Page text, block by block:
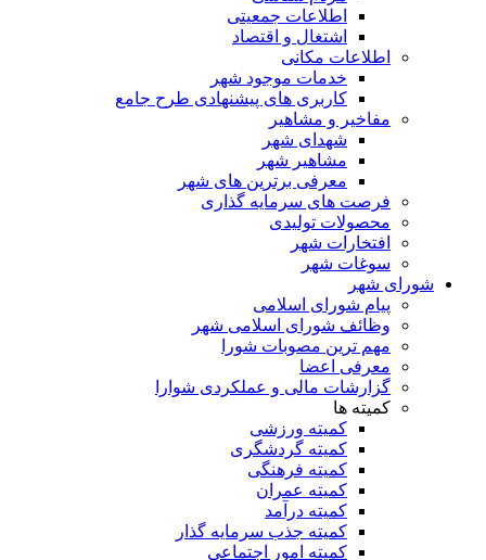
اطلاعات جمعیتی
اشتغال و اقتصاد
اطلاعات مکانی
خدمات موجود شهر
کاربری های پیشنهادی طرح جامع
مفاخیر و مشاهیر
شهدای شهر
مشاهیر شهر
معرفی برترین های شهر
فرصت های سرمایه گذاری
محصولات تولیدی
افتخارات شهر
سوغات شهر
شورای شهر
پیام شورای اسلامی
وظائف شورای اسلامی شهر
مهم ترین مصوبات شورا
معرفی اعضا
گزارشات مالی و عملکردی شوارا
کمیته ها
کمیته ورزشی
کمیته گردشگری
کمیته فرهنگی
کمیته عمران
کمیته درآمد
کمیته جذب سرمایه گذار
کمیته امور اجتماعی